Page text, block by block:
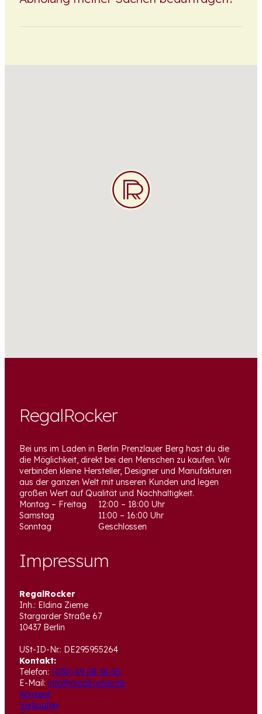
RegalRocker
Bei uns im Laden in Berlin Prenzlauer Berg hast du die
die Möglichkeit, direkt bei den Menschen zu kaufen. Wir
verbinden kleine Hersteller, Designer und Manufakturen
aus der ganzen Welt mit unseren Kunden und legen
großen Wert auf Qualität und Nachhaltigkeit.
Montag – Freitag
12:00 – 18:00 Uhr
Samstag
11:00 – 16:00 Uhr
Sonntag
Geschlossen
Impressum
RegalRocker
Inh.: Eldina Zieme
Stargarder Straße 67
10437 Berlin
USt-ID-Nr.: DE295955264
Kontakt:
Telefon: (030) 49 08 34 65
E-Mail: info@regalrocker.de
Konzept
Verkaufen